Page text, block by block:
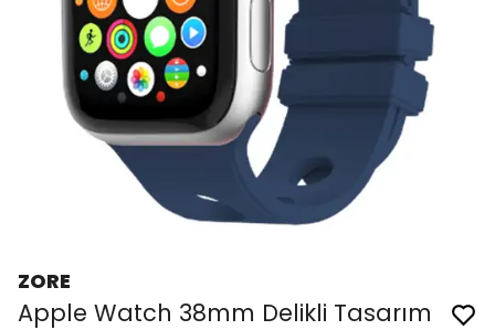
ZORE
Apple Watch 38mm Delikli Tasarım